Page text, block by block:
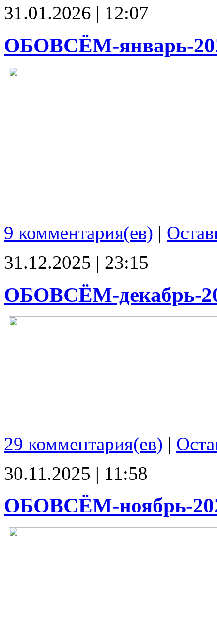
31.01.2026 | 12:07
ОБОВСЁМ-январь-
9 комментария(ев) |
31.12.2025 | 23:15
ОБОВСЁМ-декабрь-
29 комментария(ев) |
30.11.2025 | 11:58
ОБОВСЁМ-ноябрь-